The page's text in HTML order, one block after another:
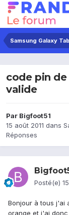
Samsung Galaxy
code pin
valide
Par Bigfoot51
15 août 2011 dans
Réponses
Posté(e)
Bonjour à tous j'ai
orange et j'ai